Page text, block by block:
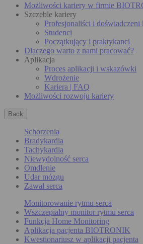
Możliwości kariery w firmie
Szczeble kariery
Profesjonaliści i doświadczeni
Studenci
Początkujący i praktykanci
Dlaczego warto z nami pracować?
Aplikacja
Proces aplikacji i wskazówki
Wdrożenie
Kariera | FAQ
Możliwości rozwoju kariery
Back
Schorzenia
Bradykardia
Tachykardia
Niewydolność serca
Omdlenie
Udar mózgu
Zawał serca
Monitorowanie rytmu serca
Wszczepialny monitor rytmu serca
Funkcja Home Monitoring
Aplikacja pacjenta BIOTRONIK
Kwestionariusz w aplikacji pacjenta